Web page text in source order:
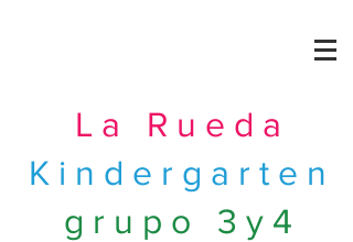
La Rueda
Kindergarten
grupo 3y4